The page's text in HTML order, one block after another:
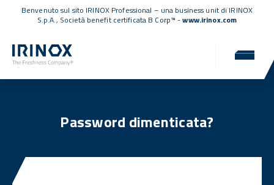
Benvenuto sul sito IRINOX Professional – una business unit di IRINOX
S.p.A., Società benefit certificata B Corp™ -www.irinox.com
Password dimenticata?